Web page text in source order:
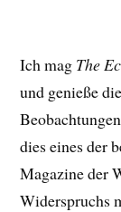
Ich mag The
und genieße
dies eines der
Magazine der
Widerspruchs